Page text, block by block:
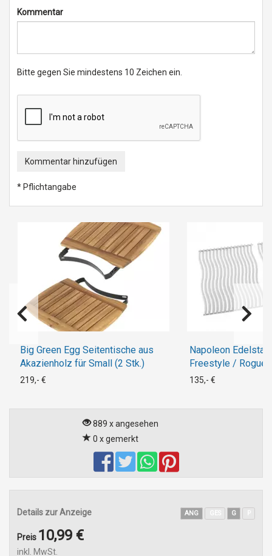
Kommentar
Bitte gegen Sie mindestens 10 Zeichen ein.
Kommentar hinzufügen
* Pflichtangabe
Big Green Egg Seitentische aus
Akazienholz für Small (2 Stk.)
219,- €
Napoleon
Freestyle / Rogue
135,- €
889 x angesehen
0 x gemerkt
Details zur Anzeige ANG G
Preis 10,99 €
inkl. MwSt.